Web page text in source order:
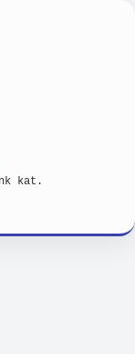
kat.